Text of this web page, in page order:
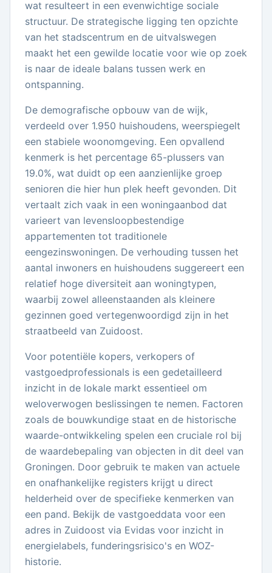
wat resulteert in een evenwichtige sociale
structuur. De strategische ligging ten opzichte
van het stadscentrum en de uitvalswegen
maakt het een gewilde locatie voor wie op zoek
is naar de ideale balans tussen werk en
ontspanning.
De demografische opbouw van de wijk,
verdeeld over 1.950 huishoudens, weerspiegelt
een stabiele woonomgeving. Een opvallend
kenmerk is het percentage 65-plussers van
19.0%, wat duidt op een aanzienlijke groep
senioren die hier hun plek heeft gevonden. Dit
vertaalt zich vaak in een woningaanbod dat
varieert van levensloopbestendige
appartementen tot traditionele
eengezinswoningen. De verhouding tussen het
aantal inwoners en huishoudens suggereert een
relatief hoge diversiteit aan woningtypen,
waarbij zowel alleenstaanden als kleinere
gezinnen goed vertegenwoordigd zijn in het
straatbeeld van Zuidoost.
Voor potentiële kopers, verkopers of
vastgoedprofessionals is een gedetailleerd
inzicht in de lokale markt essentieel om
weloverwogen beslissingen te nemen. Factoren
zoals de bouwkundige staat en de historische
waarde-ontwikkeling spelen een cruciale rol bij
de waardebepaling van objecten in dit deel van
Groningen. Door gebruik te maken van actuele
en onafhankelijke registers krijgt u direct
helderheid over de specifieke kenmerken van
een pand. Bekijk de vastgoeddata voor een
adres in Zuidoost via Evidas voor inzicht in
energielabels, funderingsrisico's en WOZ-
historie.